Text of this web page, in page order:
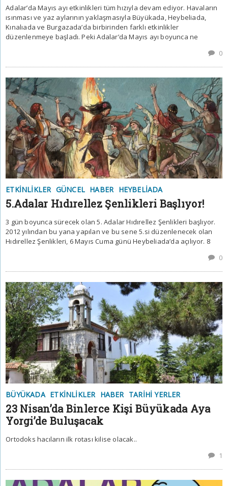
Adalar’da Mayıs ayı etkinlikleri tüm hızıyla devam ediyor. Havaların
ısınması ve yaz aylarının yaklaşmasıyla Büyükada, Heybeliada,
Kınalıada ve Burgazada’da birbirinden farklı etkinlikler
düzenlenmeye başladı. Peki Adalar’da Mayıs ayı boyunca ne
0
ETKINLIKLER GÜNCEL HABER HEYBELIADA
5.Adalar Hıdırellez Şenlikleri Başlıyor!
3 gün boyunca sürecek olan 5. Adalar Hıdırellez Şenlikleri başlıyor.
2012 yılından bu yana yapılan ve bu sene 5.si düzenlenecek olan
Hıdırellez Şenlikleri, 6 Mayıs Cuma günü Heybeliada’da açılıyor. 8
0
BÜYÜKADA ETKINLIKLER HABER TARIHI YERLER
23 Nisan’da Binlerce Kişi Büyükada Aya
Yorgi’de Buluşacak
Ortodoks hacıların ilk rotası kilise olacak..
1